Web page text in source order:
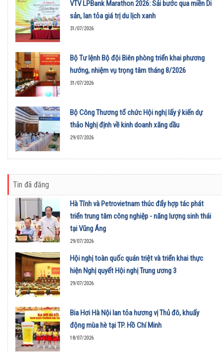
VTV LPBank Marathon 2026: Sải bước qua miền Di
sản, lan tỏa giá trị du lịch xanh
31/07/2026
Bộ Tư lệnh Bộ đội Biên phòng triển khai phương
hướng, nhiệm vụ trọng tâm tháng 8/2026
31/07/2026
Bộ Công Thương tổ chức Hội nghị lấy ý kiến dự
thảo Nghị định về kinh doanh xăng dầu
29/07/2026
Tin đã đăng
Hà Tĩnh và Petrovietnam thúc đẩy hợp tác phát
triển trung tâm công nghiệp - năng lượng sinh thái
tại Vũng Áng
29/07/2026
Hội nghị toàn quốc quán triệt và triển khai thực
hiện Nghị quyết Hội nghị Trung ương 3
29/07/2026
Bia Hơi Hà Nội lan tỏa hương vị Thủ đô, khuấy
động mùa hè tại TP. Hồ Chí Minh
18/07/2026